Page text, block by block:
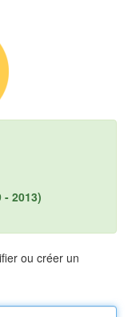
2013)
ou créer un